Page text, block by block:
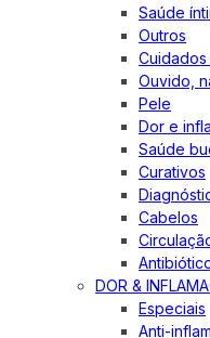
Saúde
Outros
Ouvido,
Pele
Dor e
Saúde
Curativos
Cabelos
DOR &
Especiais
Anti-